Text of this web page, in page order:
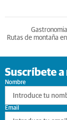
Rutas de montaña
Suscríbete
Nombre
Email